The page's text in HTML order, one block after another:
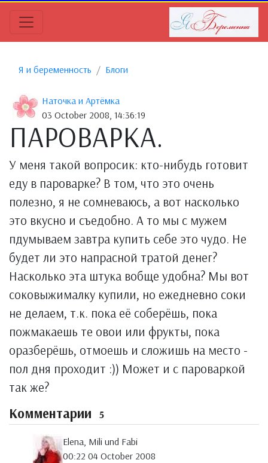
Я и беременность Блоги
Наточка и Артёмка
03 October 2008, 14:36:19
ПАРОВАРКА.
У меня такой вопросик: кто-нибудь готовит
еду в пароварке? В том, что это очень
полезно, я не сомневаюсь, а вот насколько
это вкусно и съедобно. А то мы с мужем
пдумываем завтра купить себе это чудо. Не
будет ли это напрасной тратой денег?
Насколько эта штука вобще удобна? Мы вот
соковыжималку купили, но ежедневно соки
не делаем, т.к. пока её соберёшь, пока
пожмакаешь те овои или фрукты, пока
оразберёшь, отмоешь и сложишь на место -
пол дня проходит :)) Может и с пароваркой
так же?
Комментарии 5
Elena, Mili und Fabi
00:22 04 October 2008